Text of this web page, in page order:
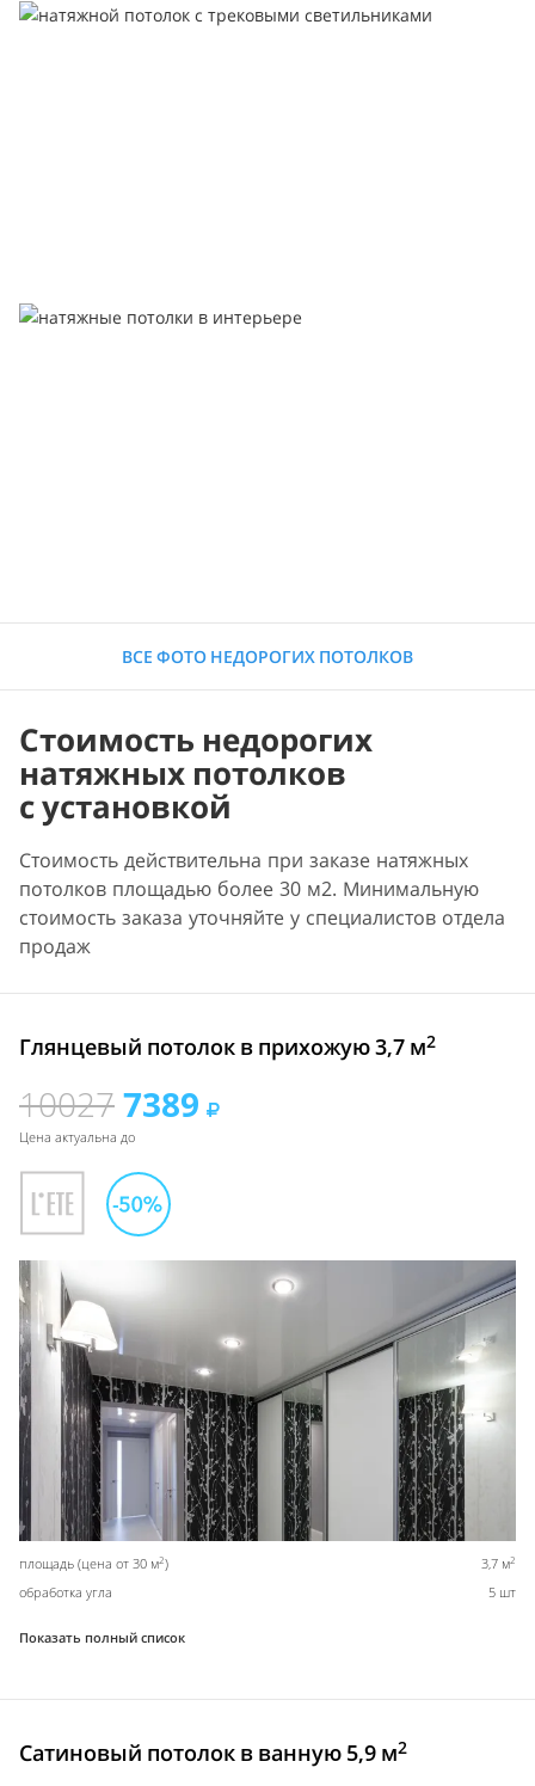
ВСЕ ФОТО НЕДОРОГИХ ПОТОЛКОВ
Стоимость недорогих
натяжных потолков
с установкой
Стоимость действительна при заказе натяжных
потолков площадью более 30 м2. Минимальную
стоимость заказа уточняйте у специалистов отдела
продаж
Глянцевый потолок в прихожую 3,7 м2
100277389
Цена актуальна до
площадь (цена от 30 м2) 3,7 м2
обработка угла 5 шт
Показать полный список
Сатиновый потолок в ванную 5,9 м2